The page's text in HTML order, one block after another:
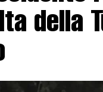
della